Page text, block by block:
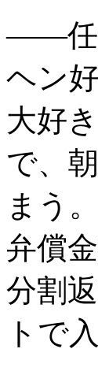
――任
ヘン
大好
で、
まう。
弁償
分割
トで